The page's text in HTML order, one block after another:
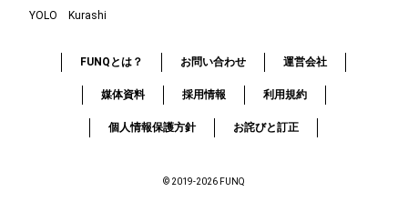
YOLO Kurashi
FUNQとは？ お問い合わせ 運営会社
媒体資料 採用情報 利用規約
個人情報保護方針 お詫びと訂正
© 2019-2026 FUNQ